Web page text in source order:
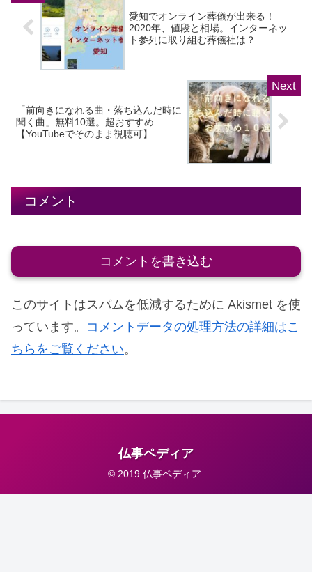
愛知でオンライン葬儀が出来る！
2020年、値段と相場。インターネッ
ト参列に取り組む葬儀社は？
「前向きになれる曲・落ち込んだ時に
聞く曲」無料10選。超おすすめ
【YouTubeでそのまま視聴可】
コメント
コメントを書き込む
このサイトはスパムを低減するために Akismet を使
っています。 コメントデータの処理方法の詳細はこ
ちらをご覧ください。
仏事ペディア
© 2019 仏事ペディア.